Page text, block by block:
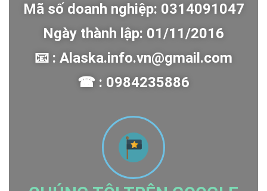
Mã số doanh nghiệp: 0314091047
Ngày thành lập: 01/11/2016
📧 : Alaska.info.vn@gmail.com
☎ : 0984235886